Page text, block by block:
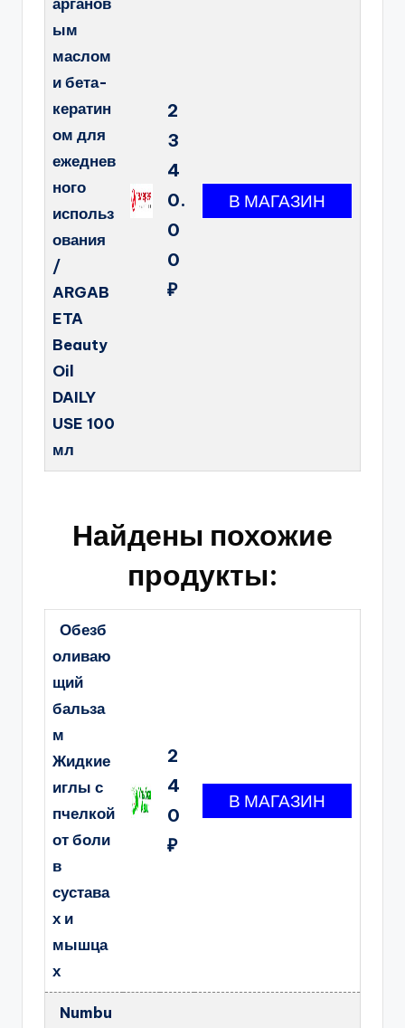
арганов
ым
маслом
и бета-
кератин
ом для
ежеднев
ного
использ
ования
/
ARGAB
ETA
Beauty
Oil
DAILY
USE 100
мл
2
3
4
0.
0
0
₽
Найдены похожие
продукты:
Обезб
оливаю
щий
бальза
м
Жидкие
иглы с
пчелкой
от боли
в
сустава
х и
мышца
х
2
4
0
₽
Numbu